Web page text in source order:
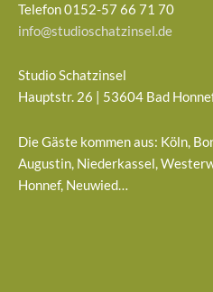
Telefon 0152-57 66 71 70
info@studioschatzinsel.de
Studio Schatzinsel
Hauptstr. 26 | 53604 Bad
Die Gäste kommen aus: Köln,
Augustin, Niederkassel,
Honnef, Neuwied…